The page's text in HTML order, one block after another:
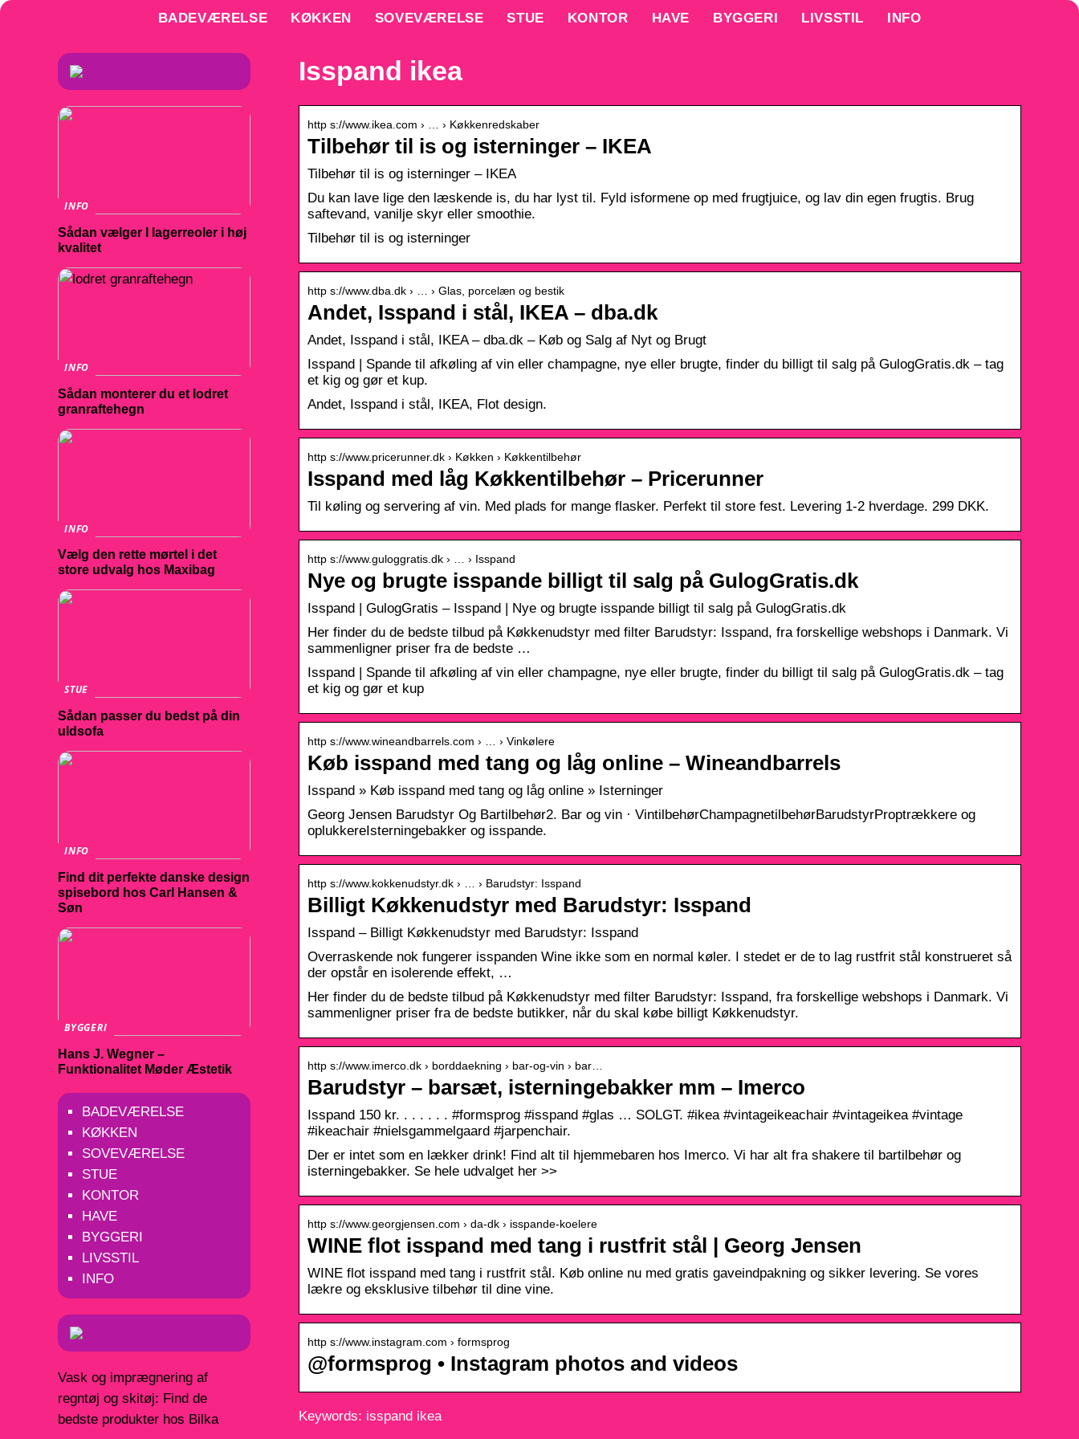
BADEVÆRELSE KØKKEN SOVEVÆRELSE STUE KONTOR HAVE BYGGERI LIVSSTIL INFO
Isspand ikea
http s://www.ikea.com › … › Køkkenredskaber
Tilbehør til is og isterninger – IKEA
Tilbehør til is og isterninger – IKEA
Du kan lave lige den læskende is, du har lyst til. Fyld isformene op med frugtjuice, og lav din egen frugtis. Brug
saftevand, vanilje skyr eller smoothie.
Tilbehør til is og isterninger
http s://www.dba.dk › … › Glas, porcelæn og bestik
Andet, Isspand i stål, IKEA – dba.dk
Andet, Isspand i stål, IKEA – dba.dk – Køb og Salg af Nyt og Brugt
Isspand | Spande til afkøling af vin eller champagne, nye eller brugte, finder du billigt til salg på GulogGratis.dk – tag
et kig og gør et kup.
Andet, Isspand i stål, IKEA, Flot design.
http s://www.pricerunner.dk › Køkken › Køkkentilbehør
Isspand med låg Køkkentilbehør – Pricerunner
Til køling og servering af vin. Med plads for mange flasker. Perfekt til store fest. Levering 1-2 hverdage. 299 DKK.
http s://www.guloggratis.dk › … › Isspand
Nye og brugte isspande billigt til salg på GulogGratis.dk
Isspand | GulogGratis – Isspand | Nye og brugte isspande billigt til salg på GulogGratis.dk
Her finder du de bedste tilbud på Køkkenudstyr med filter Barudstyr: Isspand, fra forskellige webshops i Danmark. Vi
sammenligner priser fra de bedste …
Isspand | Spande til afkøling af vin eller champagne, nye eller brugte, finder du billigt til salg på GulogGratis.dk – tag
et kig og gør et kup
http s://www.wineandbarrels.com › … › Vinkølere
Køb isspand med tang og låg online – Wineandbarrels
Isspand » Køb isspand med tang og låg online » Isterninger
Georg Jensen Barudstyr Og Bartilbehør2. Bar og vin · VintilbehørChampagnetilbehørBarudstyrProptrækkere og
oplukkereIsterningebakker og isspande.
http s://www.kokkenudstyr.dk › … › Barudstyr: Isspand
Billigt Køkkenudstyr med Barudstyr: Isspand
Isspand – Billigt Køkkenudstyr med Barudstyr: Isspand
Overraskende nok fungerer isspanden Wine ikke som en normal køler. I stedet er de to lag rustfrit stål konstrueret så
der opstår en isolerende effekt, …
Her finder du de bedste tilbud på Køkkenudstyr med filter Barudstyr: Isspand, fra forskellige webshops i Danmark. Vi
sammenligner priser fra de bedste butikker, når du skal købe billigt Køkkenudstyr.
http s://www.imerco.dk › borddaekning › bar-og-vin › bar…
Barudstyr – barsæt, isterningebakker mm – Imerco
Isspand 150 kr. . . . . . . #formsprog #isspand #glas … SOLGT. #ikea #vintageikeachair #vintageikea #vintage
#ikeachair #nielsgammelgaard #jarpenchair.
Der er intet som en lækker drink! Find alt til hjemmebaren hos Imerco. Vi har alt fra shakere til bartilbehør og
isterningebakker. Se hele udvalget her >>
http s://www.georgjensen.com › da-dk › isspande-koelere
WINE flot isspand med tang i rustfrit stål | Georg Jensen
WINE flot isspand med tang i rustfrit stål. Køb online nu med gratis gaveindpakning og sikker levering. Se vores
lækre og eksklusive tilbehør til dine vine.
http s://www.instagram.com › formsprog
@formsprog • Instagram photos and videos
Keywords: isspand ikea
INFO
Sådan vælger I lagerreoler i høj
kvalitet
INFO
Sådan monterer du et lodret
granraftehegn
INFO
Vælg den rette mørtel i det
store udvalg hos Maxibag
STUE
Sådan passer du bedst på din
uldsofa
INFO
Find dit perfekte danske design
spisebord hos Carl Hansen &
Søn
BYGGERI
Hans J. Wegner –
Funktionalitet Møder Æstetik
BADEVÆRELSE
KØKKEN
SOVEVÆRELSE
STUE
KONTOR
HAVE
BYGGERI
LIVSSTIL
INFO
Vask og imprægnering af
regntøj og skitøj: Find de
bedste produkter hos Bilka